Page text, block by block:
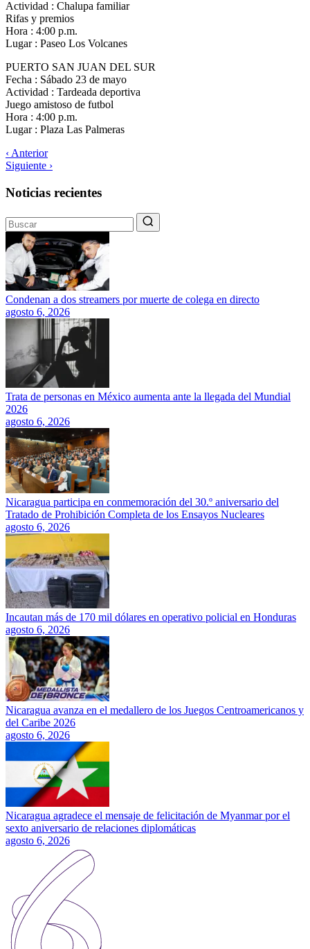
Actividad : Chalupa familiar
Rifas y premios
Hora : 4:00 p.m.
Lugar : Paseo Los Volcanes
PUERTO SAN JUAN DEL SUR
Fecha : Sábado 23 de mayo
Actividad : Tardeada deportiva
Juego amistoso de futbol
Hora : 4:00 p.m.
Lugar : Plaza Las Palmeras
‹ Anterior
Siguiente ›
Noticias recientes
Condenan a dos streamers por muerte de colega en directo
agosto 6, 2026
Trata de personas en México aumenta ante la llegada del Mundial
2026
agosto 6, 2026
Nicaragua participa en conmemoración del 30.º aniversario del
Tratado de Prohibición Completa de los Ensayos Nucleares
agosto 6, 2026
Incautan más de 170 mil dólares en operativo policial en Honduras
agosto 6, 2026
Nicaragua avanza en el medallero de los Juegos Centroamericanos y
del Caribe 2026
agosto 6, 2026
Nicaragua agradece el mensaje de felicitación de Myanmar por el
sexto aniversario de relaciones diplomáticas
agosto 6, 2026